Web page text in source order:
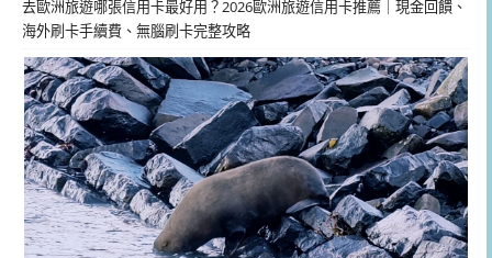
去歐洲旅遊哪張信用卡最好用？2026歐洲旅遊信用卡推薦｜現金回饋、
海外刷卡手續費、無腦刷卡完整攻略